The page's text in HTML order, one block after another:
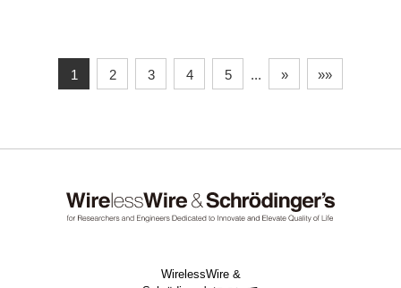
1 2 3 4 5 ... » »»
WirelessWire &